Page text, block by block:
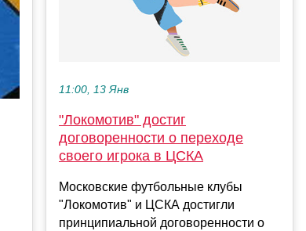
11:00, 13 Янв
"Локомотив" достиг
договоренности о переходе
своего игрока в ЦСКА
Московские футбольные клубы
"Локомотив" и ЦСКА достигли
принципиальной договоренности о